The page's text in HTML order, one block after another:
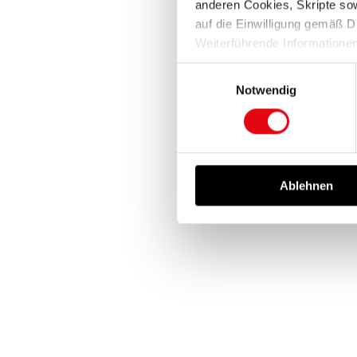
anderen Cookies, Skripte
auf die Einwilligung gemäß
Weiterführende
finden Sie in unserer
Notwendig
Ablehnen